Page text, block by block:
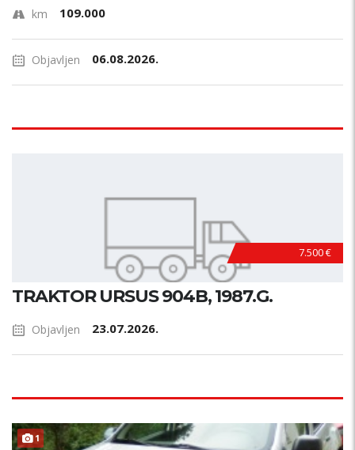
km 109.000
Objavljen 06.08.2026.
7.500 €
TRAKTOR URSUS 904B, 1987.G.
Objavljen 23.07.2026.
1